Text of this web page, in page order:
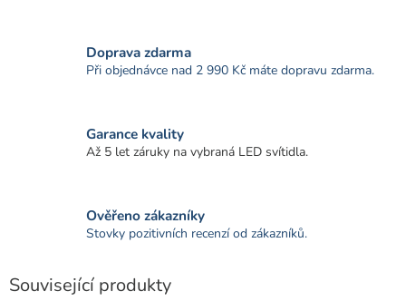
Doprava zdarma
Při objednávce nad 2 990 Kč máte dopravu zdarma.
Garance kvality
Až 5 let záruky na vybraná LED svítidla.
Ověřeno zákazníky
Stovky pozitivních recenzí od zákazníků.
Související produkty